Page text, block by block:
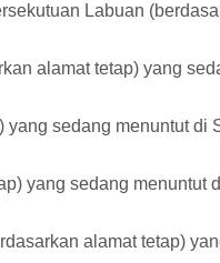
Labuan
alamat tetap) yang
sedang menuntut di
yang sedang menuntut
alamat tetap)